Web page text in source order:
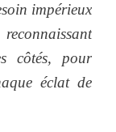
impérieux
côtés, pour
éclat de